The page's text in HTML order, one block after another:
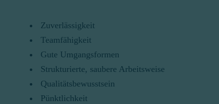
Zuverlässigkeit
Teamfähigkeit
Gute Umgangsformen
Strukturierte, saubere Arbeitsweise
Qualitätsbewusstsein
Pünktlichkeit